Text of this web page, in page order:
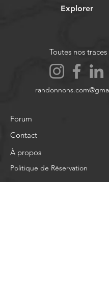
Explorer
Toutes nos traces
Forum
Contact
À propos
Politique de Réservation